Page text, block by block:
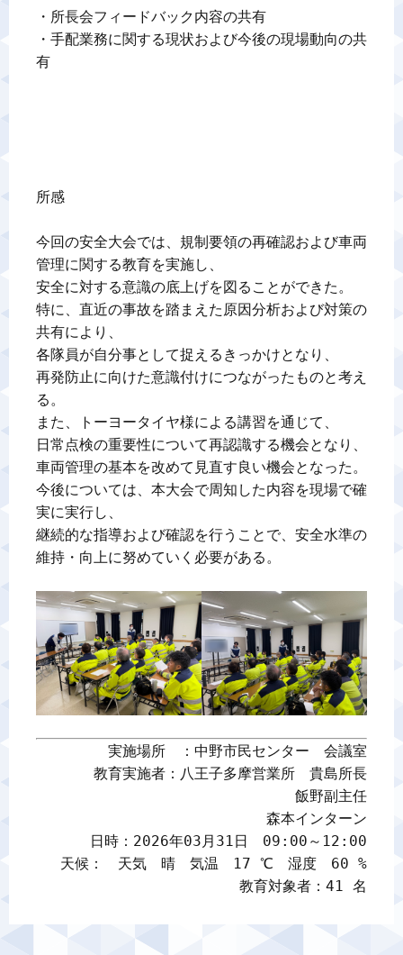
・所長会フィードバック内容の共有
・手配業務に関する現状および今後の現場動向の共
有
所感
今回の安全大会では、規制要領の再確認および車両
管理に関する教育を実施し、
安全に対する意識の底上げを図ることができた。
特に、直近の事故を踏まえた原因分析および対策の
共有により、
各隊員が自分事として捉えるきっかけとなり、
再発防止に向けた意識付けにつながったものと考え
る。
また、トーヨータイヤ様による講習を通じて、
日常点検の重要性について再認識する機会となり、
車両管理の基本を改めて見直す良い機会となった。
今後については、本大会で周知した内容を現場で確
実に実行し、
継続的な指導および確認を行うことで、安全水準の
維持・向上に努めていく必要がある。
実施場所　：中野市民センター　会議室
教育実施者：八王子多摩営業所　貴島所長
飯野副主任
森本インターン
日時：2026年03月31日　09:00～12:00
天候：　天気　晴　気温　17 ℃　湿度　60 %
教育対象者：41 名